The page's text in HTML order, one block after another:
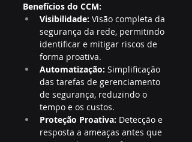
Benefícios do CCM:
Visibilidade: Visão completa da
segurança da rede, permitindo
identificar e mitigar riscos de
forma proativa.
Automatização: Simplificação
das tarefas de gerenciamento
de segurança, reduzindo o
tempo e os custos.
Proteção Proativa: Detecção e
resposta a ameaças antes que